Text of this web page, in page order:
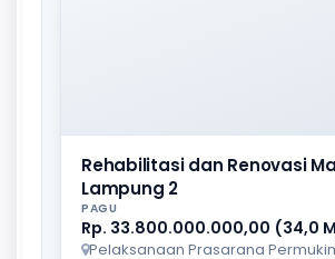
Rehabilitasi dan Renovasi
Lampung 2
PAGU
Rp. 33.800.000.000,00 (34,0
Pelaksanaan Prasarana